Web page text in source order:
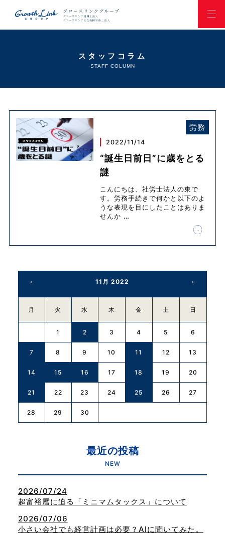
スタッフコラム
STAFF COLUMN
労務
2022/11/14
“誕生日前日”に歳をとる
謎
こんにちは、社労士法人の東で
す。労務手続きで何かと以下のよ
うな表現を目にしたことはありま
せんか …
11月 2022
月 火 水 木 金 土 日
1 2 3 4 5 6
7 8 9 10 11 12 13
14 15 16 17 18 19 20
21 22 23 24 25 26 27
28 29 30
最近の投稿
NEW
2026/07/24
超富裕層に迫る「ミニマムタックス」について
2026/07/06
小さい会社でも経営計画は必要？AIに聞いてみた。